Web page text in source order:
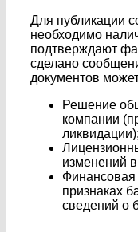
Для публикации
необходимо
подтверждают
сделано
документов
Решение
компании
ликвидации);
изменений
Финансовая
признаках
сведений о